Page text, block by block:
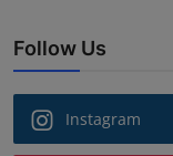
Follow Us
Instagram